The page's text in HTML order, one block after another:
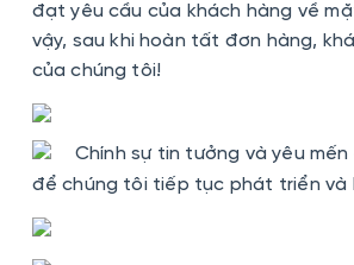
đạt yêu cầu của khách hàng về
vậy, sau khi hoàn tất đơn hàng,
của chúng tôi!
Chính sự tin tưởng và yêu
để chúng tôi tiếp tục phát triển và